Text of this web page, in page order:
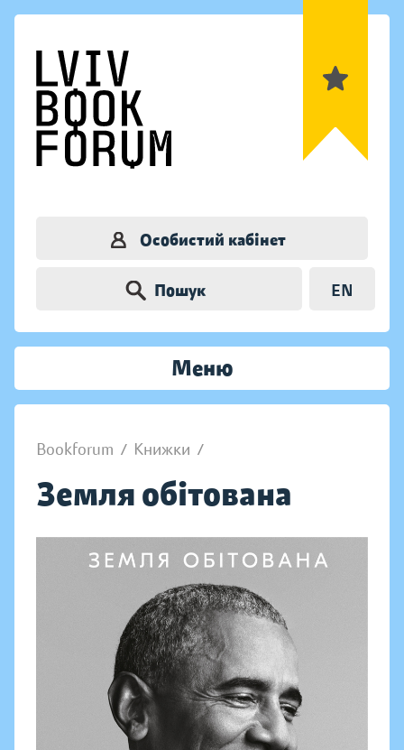
Особистий кабінет
Пошук EN
Меню
Bookforum / Книжки /
Земля обітована